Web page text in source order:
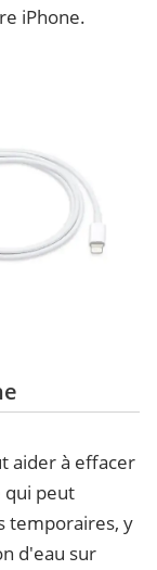
iPhone.
aider à effacer
qui peut
temporaires, y
d'eau sur